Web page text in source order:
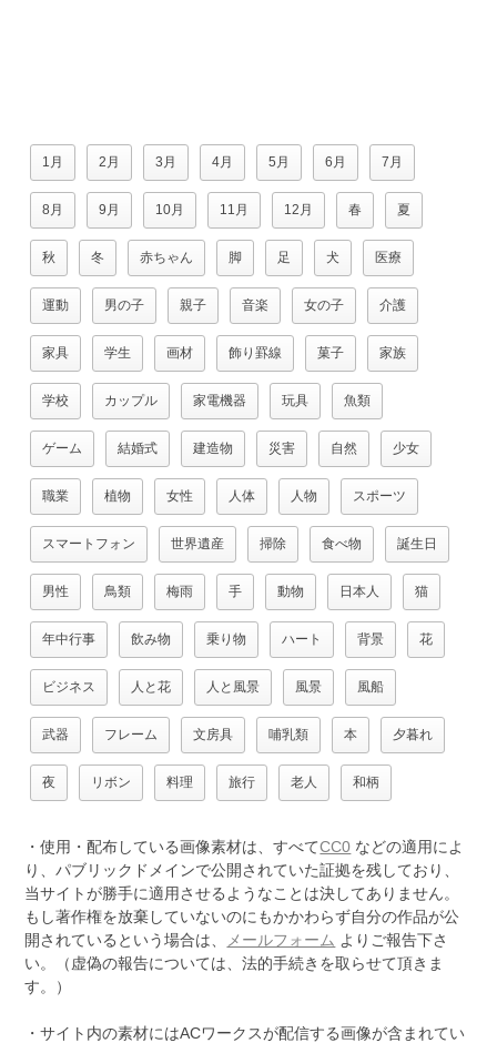
1月 2月 3月 4月 5月 6月 7月
8月 9月 10月 11月 12月 春 夏
秋 冬 赤ちゃん 脚 足 犬 医療
運動 男の子 親子 音楽 女の子 介護
家具 学生 画材 飾り罫線 菓子 家族
学校 カップル 家電機器 玩具 魚類
ゲーム 結婚式 建造物 災害 自然 少女
職業 植物 女性 人体 人物 スポーツ
スマートフォン 世界遺産 掃除 食べ物 誕生日
男性 鳥類 梅雨 手 動物 日本人 猫
年中行事 飲み物 乗り物 ハート 背景 花
ビジネス 人と花 人と風景 風景 風船
武器 フレーム 文房具 哺乳類 本 夕暮れ
夜 リボン 料理 旅行 老人 和柄
・使用・配布している画像素材は、すべてCC0 などの適用によ
り、パブリックドメインで公開されていた証拠を残しており、
当サイトが勝手に適用させるようなことは決してありません。
もし著作権を放棄していないのにもかかわらず自分の作品が公
開されているという場合は、
メールフォーム よりご報告下さ
い。（虚偽の報告については、法的手続きを取らせて頂きま
す。）
・サイト内の素材にはACワークスが配信する画像が含まれてい